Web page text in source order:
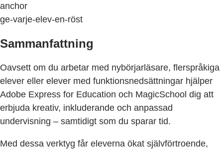
anchor
ge-varje-elev-en-röst
Sammanfattning
Oavsett om du arbetar med nybörjarläsare, flerspråkiga
elever eller elever med funktionsnedsättningar hjälper
Adobe Express for Education och MagicSchool dig att
erbjuda kreativ, inkluderande och anpassad
undervisning – samtidigt som du sparar tid.
Med dessa verktyg får eleverna ökat självförtroende,